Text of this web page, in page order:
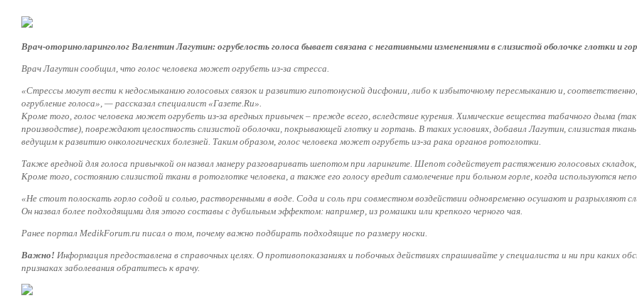
Врач-оториноларинголог Валентин Лагутин: огрубелость голоса бывает связана с негативными изменениями в слизистой оболочке глотки и
Врач Лагутин сообщил, что голос человека может огрубеть из-за стресса.
«Стрессы могут вести к недосмыканию голосовых связок и развитию гипотонусной дисфонии, либо к избыточному пересмыканию и,
огрубление голоса», — рассказал специалист «Газете.Ru».
Кроме того, голос человека может огрубеть из-за вредных привычек – прежде всего, вследствие курения. Химические вещества табачного дыма
производстве), повреждают целостность слизистой оболочки, покрывающей глотку и гортань. В таких условиях, добавил Лагутин, слизистая
ведущим к развитию онкологических болезней. Таким образом, голос человека может огрубеть из-за рака органов ротоглотки.
Также вредной для голоса привычкой он назвал манеру разговаривать шепотом при ларингите. Шепот содействует растяжению голосовых
Кроме того, состоянию слизистой ткани в ротоглотке человека, а также его голосу вредит самолечение при больном горле, когда используются
«Не стоит полоскать горло содой и солью, растворенными в воде. Сода и соль при совместном воздействии одновременно осушают и разрыхляют
Он назвал более подходящими для этого составы с дубильным эффектом: например, из ромашки или крепкого черного чая.
Ранее портал MedikForum.ru писал о том, почему важно подбирать подходящие по размеру носки.
Важно! Информация предоставлена в справочных целях. О противопоказаниях и побочных действиях спрашивайте у специалиста и ни при каких
признаках заболевания обратитесь к врачу.